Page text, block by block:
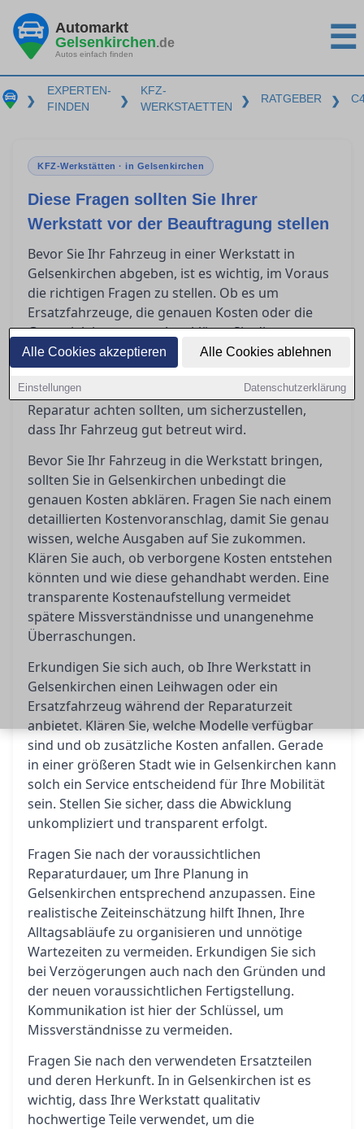
Alle Cookies akzeptieren Alle Cookies ablehnen
Einstellungen Datenschutzerklärung
Automarkt
Gelsenkirchen.de
Autos einfach finden ☰
❯
EXPERTEN-
FINDEN
❯
KFZ-
WERKSTAETTEN
❯ RATGEBER ❯
KFZ-Werkstätten · in Gelsenkirchen
Diese Fragen sollten Sie Ihrer
Werkstatt vor der Beauftragung stellen
Bevor Sie Ihr Fahrzeug in einer Werkstatt in
Gelsenkirchen abgeben, ist es wichtig, im Voraus
die richtigen Fragen zu stellen. Ob es um
Ersatzfahrzeuge, die genauen Kosten oder die
Garantieleistungen geht – klären Sie diese
Punkte, um unangenehme Überraschungen zu
vermeiden. In diesem Ratgeber erfahren Sie,
worauf Sie vor, während und nach einer
Reparatur achten sollten, um sicherzustellen,
dass Ihr Fahrzeug gut betreut wird.
Bevor Sie Ihr Fahrzeug in die Werkstatt bringen,
sollten Sie in Gelsenkirchen unbedingt die
genauen Kosten abklären. Fragen Sie nach einem
detaillierten Kostenvoranschlag, damit Sie genau
wissen, welche Ausgaben auf Sie zukommen.
Klären Sie auch, ob verborgene Kosten entstehen
könnten und wie diese gehandhabt werden. Eine
transparente Kostenaufstellung vermeidet
spätere Missverständnisse und unangenehme
Überraschungen.
Erkundigen Sie sich auch, ob Ihre Werkstatt in
Gelsenkirchen einen Leihwagen oder ein
Ersatzfahrzeug während der Reparaturzeit
anbietet. Klären Sie, welche Modelle verfügbar
sind und ob zusätzliche Kosten anfallen. Gerade
in einer größeren Stadt wie in Gelsenkirchen kann
solch ein Service entscheidend für Ihre Mobilität
sein. Stellen Sie sicher, dass die Abwicklung
unkompliziert und transparent erfolgt.
Fragen Sie nach der voraussichtlichen
Reparaturdauer, um Ihre Planung in
Gelsenkirchen entsprechend anzupassen. Eine
realistische Zeiteinschätzung hilft Ihnen, Ihre
Alltagsabläufe zu organisieren und unnötige
Wartezeiten zu vermeiden. Erkundigen Sie sich
bei Verzögerungen auch nach den Gründen und
der neuen voraussichtlichen Fertigstellung.
Kommunikation ist hier der Schlüssel, um
Missverständnisse zu vermeiden.
Fragen Sie nach den verwendeten Ersatzteilen
und deren Herkunft. In in Gelsenkirchen ist es
wichtig, dass Ihre Werkstatt qualitativ
hochwertige Teile verwendet, um die